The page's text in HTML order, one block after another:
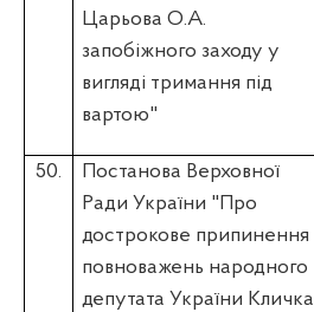
Царьова О.А.
запобіжного заходу у
вигляді тримання під
вартою"
50.
Постанова Верховної
Ради України "Про
дострокове припинення
повноважень народного
депутата України Кличка